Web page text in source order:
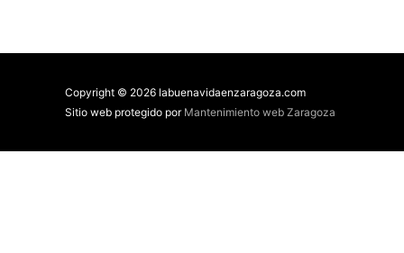
Copyright © 2026 labuenavidaenzaragoza.com
Sitio web protegido por Mantenimiento web Zaragoza